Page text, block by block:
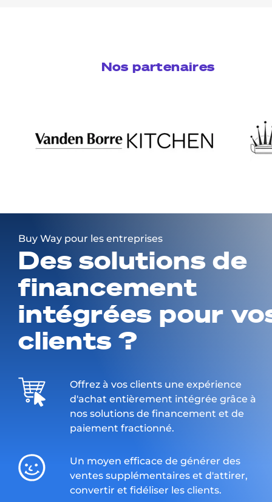
Nos partenaires
Buy Way pour les entreprises
Des solutions de
financement
intégrées pour
clients ?
Offrez à vos clients une expérience
d'achat entièrement intégrée grâce à
nos solutions de financement et de
paiement fractionné.
Un moyen efficace de générer des
ventes supplémentaires et d'attirer,
convertir et fidéliser les clients.